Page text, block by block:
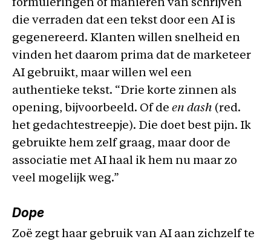
formuleringen of manieren van schrijven
die verraden dat een tekst door een AI is
gegenereerd. Klanten willen snelheid en
vinden het daarom prima dat de marketeer
AI gebruikt, maar willen wel een
authentieke tekst. “Drie korte zinnen als
opening, bijvoorbeeld. Of de en dash (red.
het gedachtestreepje). Die doet best pijn. Ik
gebruikte hem zelf graag, maar door de
associatie met AI haal ik hem nu maar zo
veel mogelijk weg.”
Dope
Zoë zegt haar gebruik van AI aan zichzelf te